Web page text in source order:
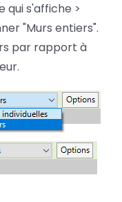
qui s'affiche >
"Murs entiers".
par rapport à